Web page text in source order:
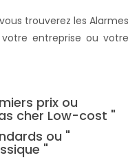
vous trouverez les Alarmes
entreprise ou votre
prix ou
cher Low-cost "
ou "
"